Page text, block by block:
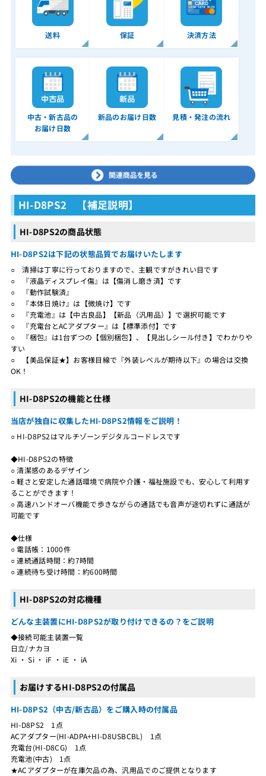
送料 保証 決済方法
中古・新古品の
お届け日数
新品のお届け日数 見積・発注の流れ
HI-D8PS2 【補足説明】
HI-D8PS2の商品状態
HI-D8PS2は下記の状態品質でお届けいたします
○ 清掃は丁寧に行っておりますので、主観ですがきれい目です
○ 『液晶ディスプレイ傷』は【傷消し磨き済】です
○ 『動作試験済』
○ 『本体日焼け』は【微焼け】です
○ 『充電池』は【中古良品】【新品（汎用品）】で選択可能です
○ 『充電台とACアダプター』は【標準添付】です
○ 『梱包』は1台ずつの【個別梱包】、【見出しシール付き】でわかりや
すい
○ 【美品保証★】お客様目線で『外装レベルが期待以下』の場合は交換
OK！
HI-D8PS2の機能と仕様
当店が独自に収集したHI-D8PS2情報をご説明！
○ HI-D8PS2はマルチゾーンデジタルコードレスです
◆HI-D8PS2の特徴
○ 清潔感のあるデザイン
○ 軽さと安定した通話環境で病院や介護・福祉施設でも、安心して利用す
ることができます！
○ 高速ハンドオーバ機能で歩きながらの通話でも音声が途切れずに通話が
可能です
◆仕様
○ 電話帳：1000件
○ 連続通話時間：約7時間
○ 連続待ち受け時間：約600時間
HI-D8PS2の対応機種
どんな主装置にHI-D8PS2が取り付けできるの？をご説明
◆接続可能主装置一覧
日立/ナカヨ
Xi ・ Si ・ iF ・ iE ・ iA
お届けするHI-D8PS2の付属品
HI-D8PS2（中古/新古品）をご購入時の付属品
HI-D8PS2 1点
ACアダプター(HI-ADPA+HI-D8USBCBL) 1点
充電台(HI-D8CG) 1点
充電池(中古) 1点
★ACアダプターが在庫欠品の為、汎用品でのご提供となります